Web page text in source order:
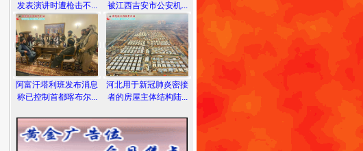
发表演讲时遭枪击不...
阿富汗塔利班发布消息
称已控制首都喀布尔...
被江西吉安市公安机...
河北用于新冠肺炎密接
者的房屋主体结构陆...